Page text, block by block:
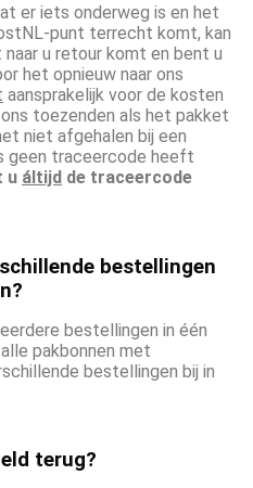
er iets onderweg is en het
punt terrecht komt, kan
u retour komt en bent u
het opnieuw naar ons
aansprakelijk voor de kosten
toezenden als het pakket
niet afgehalen bij een
geen traceercode heeft
u áltijd de traceercode
bestellingen
bestellingen in één
pakbonnen met
bestellingen bij in
terug?